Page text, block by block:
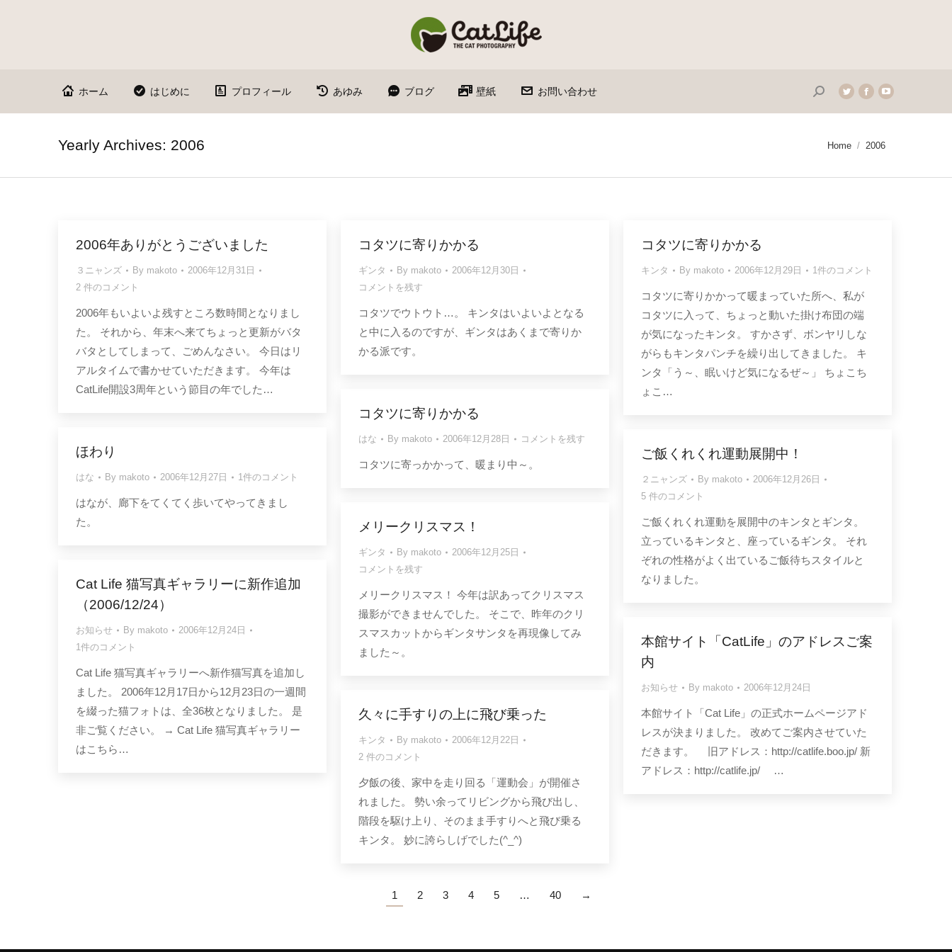
ホーム はじめに プロフィール あゆみ ブログ 壁紙 お問い合わせ Search:Twitter
page
in
window
Facebook
page
in
window
YouTube
page
in
window
Yearly Archives: 2006 You are here:
Home 2006
2006年ありがとうございました
３ニャンズ By makoto
2006年12月31日
2 件のコメント
2006年もいよいよ残すところ数時間となりまし
た。 それから、年末へ来てちょっと更新がバタ
バタとしてしまって、ごめんなさい。 今日はリ
アルタイムで書かせていただきます。 今年は
CatLife開設3周年という節目の年でした…
コタツに寄りかかる
ギンタ By makoto
2006年12月30日
コメントを残す
コタツでウトウト…。 キンタはいよいよとなる
と中に入るのですが、ギンタはあくまで寄りか
かる派です。
コタツに寄りかかる
キンタ By makoto 2006年12月29日 1件のコメント
コタツに寄りかかって暖まっていた所へ、私が
コタツに入って、ちょっと動いた掛け布団の端
が気になったキンタ。 すかさず、ボンヤリしな
がらもキンタパンチを繰り出してきました。 キ
ンタ「う～、眠いけど気になるぜ～」 ちょこち
ょこ…
コタツに寄りかかる
はな By makoto 2006年12月28日 コメントを残す
コタツに寄っかかって、暖まり中～。
ほわり
はな By makoto 2006年12月27日 1件のコメント
はなが、廊下をてくてく歩いてやってきまし
た。
ご飯くれくれ運動展開中！
２ニャンズ By makoto
2006年12月26日
5 件のコメント
ご飯くれくれ運動を展開中のキンタとギンタ。
立っているキンタと、座っているギンタ。 それ
ぞれの性格がよく出ているご飯待ちスタイルと
なりました。
メリークリスマス！
ギンタ By makoto
2006年12月25日
コメントを残す
メリークリスマス！ 今年は訳あってクリスマス
撮影ができませんでした。 そこで、昨年のクリ
スマスカットからギンタサンタを再現像してみ
ました～。
Cat Life 猫写真ギャラリーに新作追加
（2006/12/24）
お知らせ By makoto
2006年12月24日
1件のコメント
Cat Life 猫写真ギャラリーへ新作猫写真を追加し
ました。 2006年12月17日から12月23日の一週間
を綴った猫フォトは、全36枚となりました。 是
非ご覧ください。 → Cat Life 猫写真ギャラリー
はこちら…
本館サイト「CatLife」のアドレスご案
内
お知らせ By makoto 2006年12月24日
本館サイト「Cat Life」の正式ホームページアド
レスが決まりました。 改めてご案内させていた
だきます。 旧アドレス：http://catlife.boo.jp/ 新
アドレス：http://catlife.jp/ …
久々に手すりの上に飛び乗った
キンタ By makoto
2006年12月22日
2 件のコメント
夕飯の後、家中を走り回る「運動会」が開催さ
れました。 勢い余ってリビングから飛び出し、
階段を駆け上り、そのまま手すりへと飛び乗る
キンタ。 妙に誇らしげでした(^_^)
1 2 3 4 5 … 40 →